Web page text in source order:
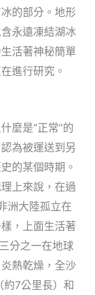
的部分。地形
永遠凍結湖冰
活著神秘簡單
進行研究。
麼是“正常”的
為被運送到另
的某個時期。
上來說，在過
洲大陸孤立在
，上面生活著
分之一在地球
熱乾燥，全沙
7公里長）和